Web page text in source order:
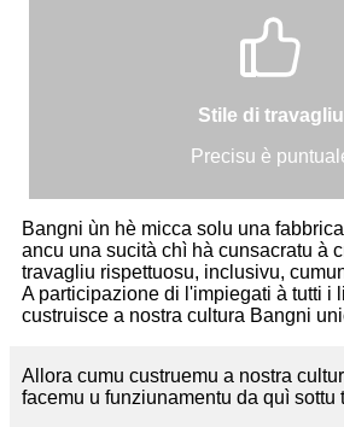
Stile di travagliu
Precisu è
Bangni ùn hè micca solu una
ancu una sucità chì hà cunsacratu à
travagliu rispettuosu, inclusivu,
A participazione di l'impiegati à tutti i
custruisce a nostra cultura Bangni
Allora cumu custruemu a nostra
facemu u funziunamentu da quì sottu